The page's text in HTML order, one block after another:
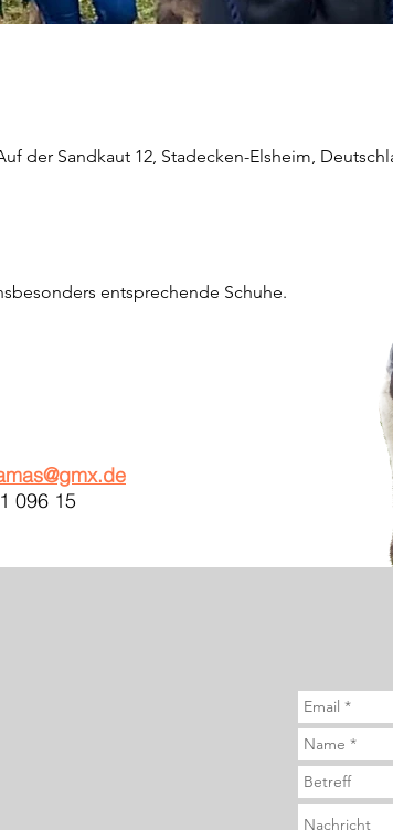
der Sandkaut 12, Stadecken-Elsheim,
entsprechende Schuhe.
096 15